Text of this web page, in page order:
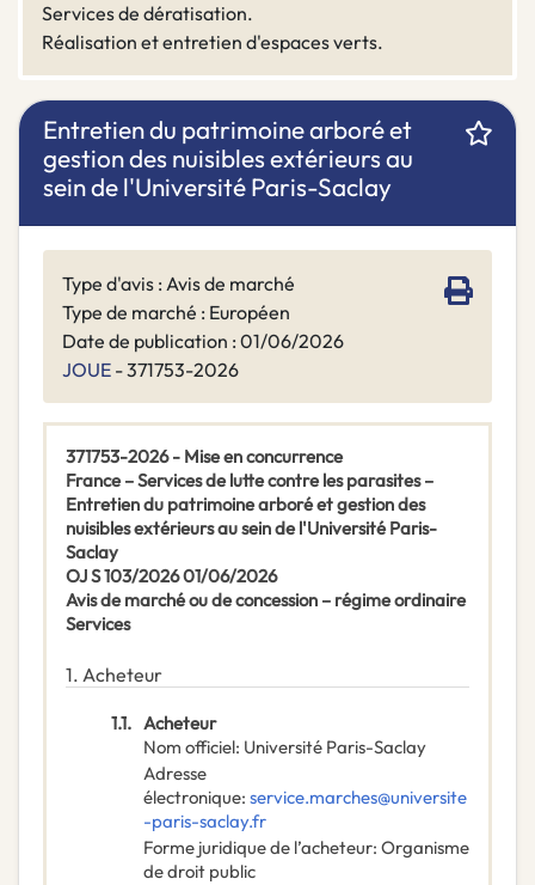
Services de dératisation.
Réalisation et entretien d'espaces verts.
Entretien du patrimoine arboré et
gestion des nuisibles extérieurs au
sein de l'Université Paris-Saclay
Type d'avis : Avis de marché
Type de marché : Européen
Date de publication : 01/06/2026
JOUE - 371753-2026
371753-2026 - Mise en concurrence
France – Services de lutte contre les parasites –
Entretien du patrimoine arboré et gestion des
nuisibles extérieurs au sein de l'Université Paris-
Saclay
OJ S 103/2026 01/06/2026
Avis de marché ou de concession – régime ordinaire
Services
1. Acheteur
1.1. Acheteur
Nom officiel: Université Paris-Saclay
Adresse
électronique: service.marches@universite
-paris-saclay.fr
Forme juridique de l’acheteur: Organisme
de droit public